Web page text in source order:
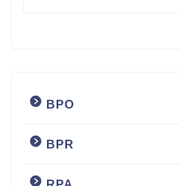
BPO
BPR